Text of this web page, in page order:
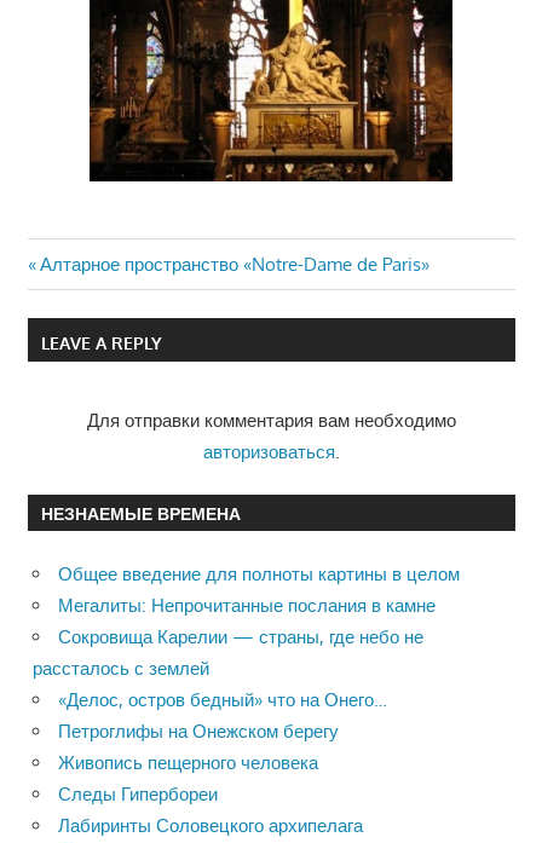
Навигация
по
Previous
Post:
Алтарное пространство «Notre-Dame de Paris»
LEAVE A REPLY
Для отправки комментария вам необходимо
авторизоваться
НЕЗНАЕМЫЕ ВРЕМЕНА
Общее введение для полноты картины в целом
Мегалиты: Непрочитанные послания в камне
Сокровища Карелии — страны, где небо не
рассталось с землей
«Делос, остров бедный» что на Онего…
Петроглифы на Онежском берегу
Живопись пещерного человека
Следы Гипербореи
Лабиринты Соловецкого архипелага